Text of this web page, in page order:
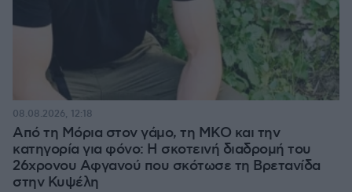
Από τη Μόρια στον γάμο, τη ΜΚΟ και την
κατηγορία για φόνο: Η σκοτεινή διαδρομή του
26χρονου Αφγανού που σκότωσε τη Βρετανίδα
στην Κυψέλη
08.08.2026, 12:18